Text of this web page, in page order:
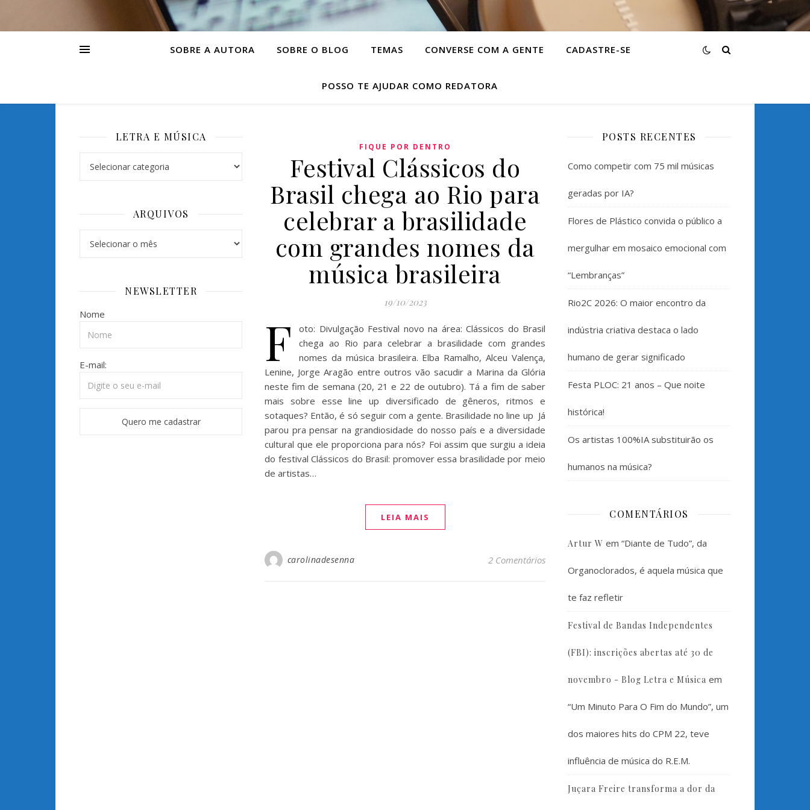
SOBRE A AUTORA SOBRE O BLOG TEMAS CONVERSE COM A GENTE CADASTRE-SE
POSSO TE AJUDAR COMO REDATORA
LETRA E MÚSICA
ARQUIVOS
NEWSLETTER
Nome
E-mail:
FIQUE POR DENTRO
Festival Clássicos do
Brasil chega ao Rio para
celebrar a brasilidade
com grandes nomes da
música brasileira
19/10/2023
F
oto: Divulgação Festival novo na área: Clássicos do Brasil
chega ao Rio para celebrar a brasilidade com grandes
nomes da música brasileira. Elba Ramalho, Alceu Valença,
Lenine, Jorge Aragão entre outros vão sacudir a Marina da Glória
neste fim de semana (20, 21 e 22 de outubro). Tá a fim de saber
mais sobre esse line up diversificado de gêneros, ritmos e
sotaques? Então, é só seguir com a gente. Brasilidade no line up Já
parou pra pensar na grandiosidade do nosso país e a diversidade
cultural que ele proporciona para nós? Foi assim que surgiu a ideia
do festival Clássicos do Brasil: promover essa brasilidade por meio
de artistas…
LEIA MAIS
carolinadesenna 2 Comentários
POSTS RECENTES
Como competir com 75 mil músicas
geradas por IA?
Flores de Plástico convida o público a
mergulhar em mosaico emocional com
“Lembranças”
Rio2C 2026: O maior encontro da
indústria criativa destaca o lado
humano de gerar significado
Festa PLOC: 21 anos – Que noite
histórica!
Os artistas 100%IA substituirão os
humanos na música?
COMENTÁRIOS
Artur W em “Diante de Tudo”, da
Organoclorados, é aquela música que
te faz refletir
Festival de Bandas Independentes
(FBI): inscrições abertas até 30 de
novembro - Blog Letra e Música em
“Um Minuto Para O Fim do Mundo”, um
dos maiores hits do CPM 22, teve
influência de música do R.E.M.
Juçara Freire transforma a dor da